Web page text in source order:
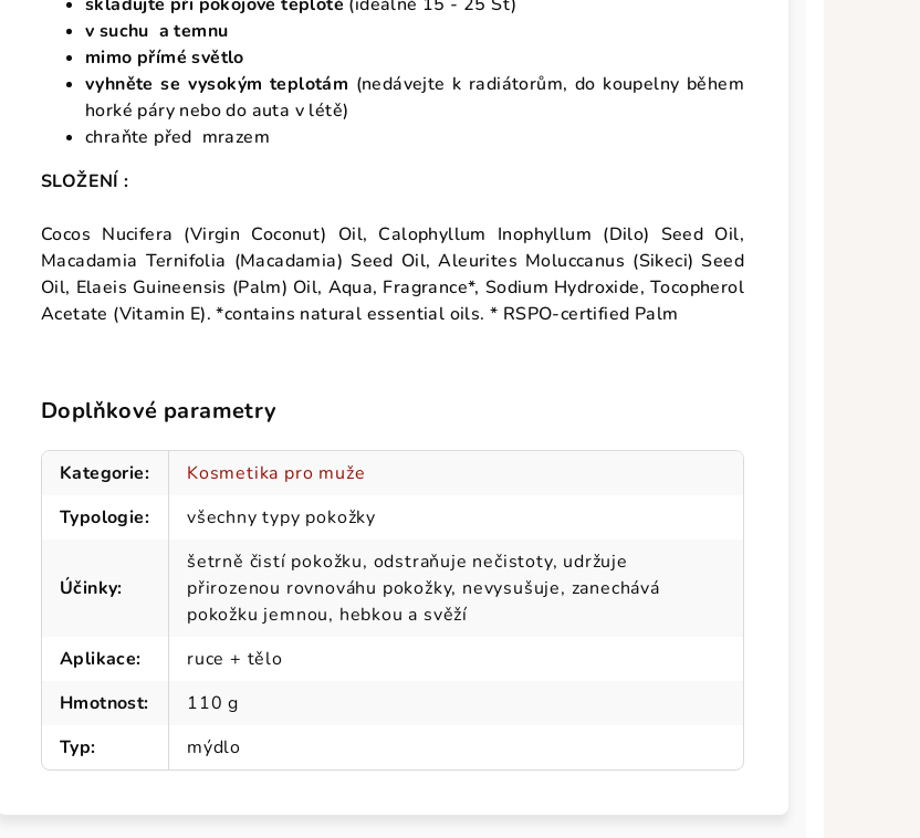
v suchu a temnu
mimo přímé světlo
vyhněte se vysokým teplotám (nedávejte k radiátorům, do koupelny během
horké páry nebo do auta v létě)
chraňte před mrazem
SLOŽENÍ :
Cocos Nucifera (Virgin Coconut) Oil, Calophyllum Inophyllum (Dilo) Seed Oil,
Macadamia Ternifolia (Macadamia) Seed Oil, Aleurites Moluccanus (Sikeci) Seed
Oil, Elaeis Guineensis (Palm) Oil, Aqua, Fragrance*, Sodium Hydroxide, Tocopherol
Acetate (Vitamin E). *contains natural essential oils. * RSPO-certified Palm
Doplňkové parametry
Kategorie:
Kosmetika pro muže
Typologie: všechny typy pokožky
Účinky:
šetrně čistí pokožku, odstraňuje nečistoty, udržuje
přirozenou rovnováhu pokožky, nevysušuje, zanechává
pokožku jemnou, hebkou a svěží
Aplikace:
ruce + tělo
Hmotnost:
110 g
Typ: mýdlo